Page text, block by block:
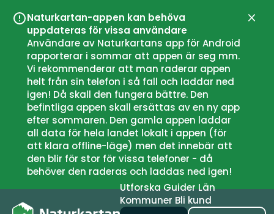
Naturkartan-appen kan behöva
uppdateras för vissa användare
Användare av Naturkartans app för Android
rapporterar i sommar att appen är seg mm.
Vi rekommenderar att man raderar appen
helt från sin telefon i så fall och laddar ned
igen! Då skall den fungera bättre. Den
befintliga appen skall ersättas av en ny app
efter sommaren. Den gamla appen laddar
all data för hela landet lokalt i appen (för
att klara offline-läge) men det innebär att
den blir för stor för vissa telefoner - då
behöver den raderas och laddas ned igen!
UtforskaGuiderLän
Kommuner Bli kund